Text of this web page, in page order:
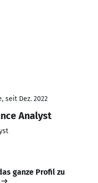
seit Dez. 2022
Analyst
ganze Profil zu